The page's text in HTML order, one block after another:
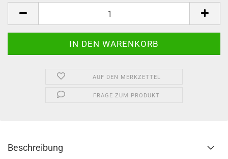
AUF DEN MERKZETTEL
FRAGE ZUM PRODUKT
Beschreibung